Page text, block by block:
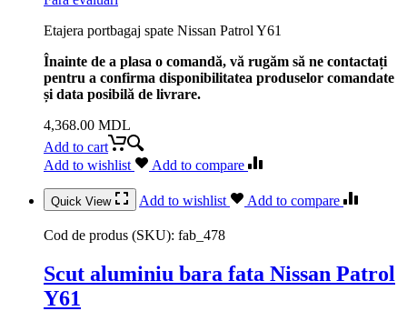
Etajera portbagaj spate Nissan Patrol Y61
Înainte de a plasa o comandă, vă rugăm să ne contactați
pentru a confirma disponibilitatea produselor comandate
și data posibilă de livrare.
4,368.00 MDL
Add to cart
Add to wishlist
Add to compare
Quick View Add to wishlist Add to compare
Cod de produs (SKU): fab_478
Scut aluminiu bara fata Nissan Patrol
Y61